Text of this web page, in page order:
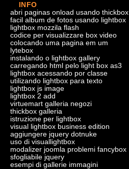
INFO
abri paginas onload usando thickbox
facil album de fotos usando lightbox
lightbox mozzila flash
codice per visualizzare box video
colocando uma pagina em um
lytebox
instalando o lightbox gallery
carregando html pelo light box as3
lightbox acessando por classe
utilizando lightbox para texto
lightbox js image
lightbox 2 add
virtuemart galleria negozi
thickbox galleria
istruzione per lightbox
visual lightbox business edition
aggiungere jquery dotnuke
uso di visuallightbox
modalizer joomla problemi fancybox
sfogliabile jquery
esempi di gallerie immagini